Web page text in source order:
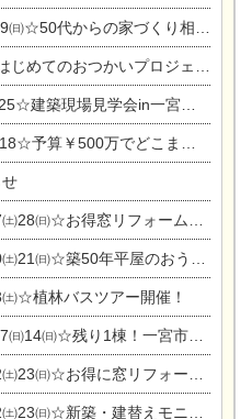
☆50代からの家づくり相談会
めてのおつかいプロジェクト
現場見学会in一宮市木曽川町
でどこまでできるの？リフォーム相談会
☆お得窓リフォーム個別相談会
平屋のおうちリノベーション完成見学会
☆植林バスツアー開催！
一宮市限定モニター募集相談会(新築・建替え)
☆お得に窓リフォーム個別相談会
築・建替えモニター募集個別相談会